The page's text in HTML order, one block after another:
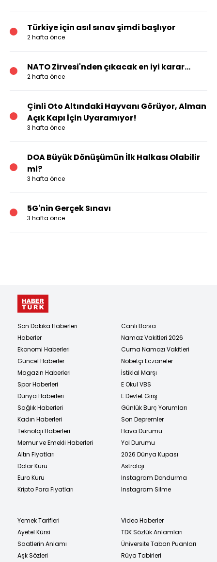
Türkiye için asıl sınav şimdi başlıyor
2 hafta önce
NATO Zirvesi'nden çıkacak en iyi karar…
2 hafta önce
Çinli Oto Altındaki Hayvanı Görüyor, Alman
Açık Kapı İçin Uyaramıyor!
3 hafta önce
DOA Büyük Dönüşümün İlk Halkası Olabilir
mi?
3 hafta önce
5G'nin Gerçek Sınavı
3 hafta önce
Son Dakika Haberleri
Haberler
Ekonomi Haberleri
Güncel Haberler
Magazin Haberleri
Spor Haberleri
Dünya Haberleri
Sağlık Haberleri
Kadın Haberleri
Teknoloji Haberleri
Memur ve Emekli Haberleri
Altın Fiyatları
Dolar Kuru
Euro Kuru
Kripto Para Fiyatları
Canlı Borsa
Namaz Vakitleri 2026
Cuma Namazı Vakitleri
Nöbetçi Eczaneler
İstiklal Marşı
E Okul VBS
E Devlet Giriş
Günlük Burç Yorumları
Son Depremler
Hava Durumu
Yol Durumu
2026 Dünya Kupası
Astroloji
Instagram Dondurma
Instagram Silme
Yemek Tarifleri
Ayetel Kürsi
Saatlerin Anlamı
Aşk Sözleri
Video Haberler
TDK Sözlük Anlamları
Üniversite Taban Puanları
Rüya Tabirleri